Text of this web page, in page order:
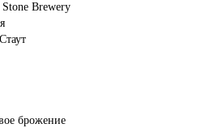
Brewery
брожение